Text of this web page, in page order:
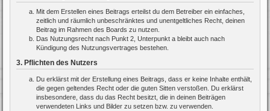
Mit dem Erstellen eines Beitrags erteilst du dem Betreiber ein einfaches,
zeitlich und räumlich unbeschränktes und unentgeltliches Recht, deinen
Beitrag im Rahmen des Boards zu nutzen.
Das Nutzungsrecht nach Punkt 2, Unterpunkt a bleibt auch nach
Kündigung des Nutzungsvertrages bestehen.
3. Pflichten des Nutzers
Du erklärst mit der Erstellung eines Beitrags, dass er keine Inhalte enthält,
die gegen geltendes Recht oder die guten Sitten verstoßen. Du erklärst
insbesondere, dass du das Recht besitzt, die in deinen Beiträgen
verwendeten Links und Bilder zu setzen bzw. zu verwenden.